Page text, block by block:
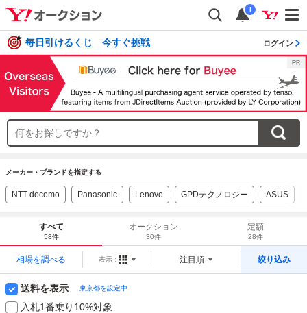
i
毎日引けるくじ 今すぐ挑戦 ログイン
メーカー・ブランドを指定する
NTT docomo Panasonic Lenovo GPDテクノロジー ASUS
すべて
58件
オークション
30件
定額
28件
相場を調べる 表示： 注目順 絞り込み
送料を表示 東京都を設定中
入札1番乗り10%対象